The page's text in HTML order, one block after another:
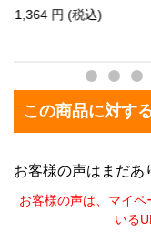
1,364 円 (税込)
この商品に対す
お客様の声はまだあ
お客様の声は、マイ
いる